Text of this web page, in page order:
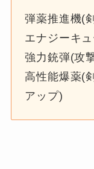
弾薬推進機(
エナジーキ
強力銃弾(攻
高性能爆薬(
アップ)